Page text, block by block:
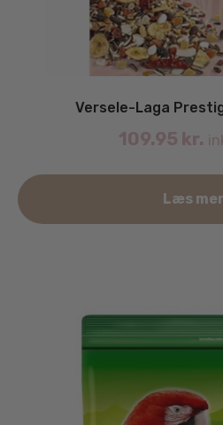
Versele-Laga
109.95 kr.
Læs